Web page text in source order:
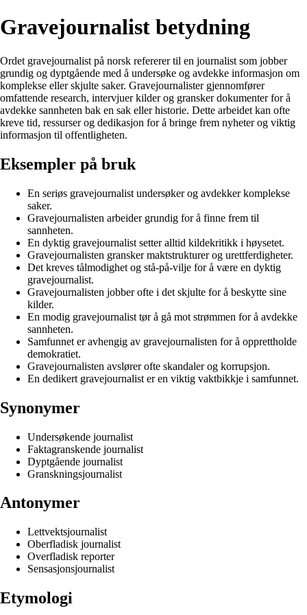
Gravejournalist betydning
Ordet gravejournalist på norsk refererer til en journalist som jobber
grundig og dyptgående med å undersøke og avdekke informasjon om
komplekse eller skjulte saker. Gravejournalister gjennomfører
omfattende research, intervjuer kilder og gransker dokumenter for å
avdekke sannheten bak en sak eller historie. Dette arbeidet kan ofte
kreve tid, ressurser og dedikasjon for å bringe frem nyheter og viktig
informasjon til offentligheten.
Eksempler på bruk
En seriøs gravejournalist undersøker og avdekker komplekse
saker.
Gravejournalisten arbeider grundig for å finne frem til
sannheten.
En dyktig gravejournalist setter alltid kildekritikk i høysetet.
Gravejournalisten gransker maktstrukturer og urettferdigheter.
Det kreves tålmodighet og stå-på-vilje for å være en dyktig
gravejournalist.
Gravejournalisten jobber ofte i det skjulte for å beskytte sine
kilder.
En modig gravejournalist tør å gå mot strømmen for å avdekke
sannheten.
Samfunnet er avhengig av gravejournalisten for å opprettholde
demokratiet.
Gravejournalisten avslører ofte skandaler og korrupsjon.
En dedikert gravejournalist er en viktig vaktbikkje i samfunnet.
Synonymer
Undersøkende journalist
Faktagranskende journalist
Dyptgående journalist
Granskningsjournalist
Antonymer
Lettvektsjournalist
Oberfladisk journalist
Overfladisk reporter
Sensasjonsjournalist
Etymologi